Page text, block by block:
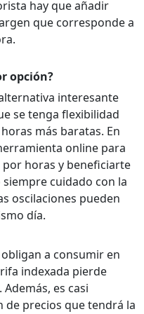
hay que añadir
que corresponde a
opción?
interesante
se tenga flexibilidad
más baratas. En
online para
horas y beneficiarte
cuidado con la
oscilaciones pueden
día.
a consumir en
indexada pierde
es casi
de precios que tendrá la